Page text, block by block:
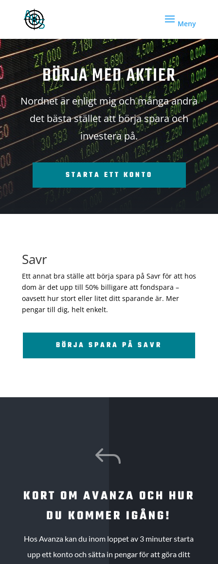
BÖRJA MED AKTIER
Nordnet är enligt mig och många andra
det bästa stället att börja spara och
investera på.
STARTA ETT KONTO
Savr
Ett annat bra ställe att börja spara på Savr för att hos
dom är det upp till 50% billigare att fondspara –
oavsett hur stort eller litet ditt sparande är. Mer
pengar till dig, helt enkelt.
BÖRJA SPARA PÅ SAVR
J
KORT OM AVANZA OCH HUR
DU KOMMER IGÅNG!
Hos Avanza kan du inom loppet av 3 minuter starta
upp ett konto och sätta in pengar för att göra ditt